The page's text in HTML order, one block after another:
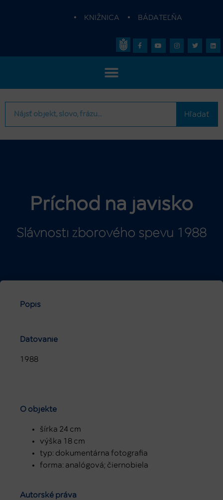
• KNIŽNICA • BÁDATEĽŇA
Hľadať
Príchod na javisko
Slávnosti zborového spevu 1988
Popis
Datovanie
1988
O objekte
šírka 24 cm
výška 18 cm
typ: dokumentárna fotografia
forma: analógová; čiernobiela
Autorské práva